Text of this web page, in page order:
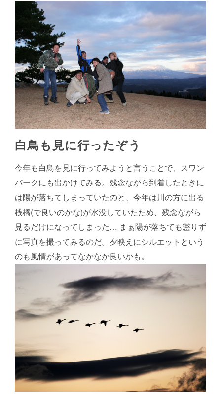
白鳥も見に行ったぞう
今年も白鳥を見に行ってみようと言うことで、スワン
パークにも出かけてみる。残念ながら到着したときに
は陽が落ちてしまっていたのと、今年は川の方に出る
桟橋(で良いのかな)が水没していたため、残念ながら
見るだけになってしまった… まぁ陽が落ちても懲りず
に写真を撮ってみるのだ。夕映えにシルエットという
のも風情があってなかなか良いかも。